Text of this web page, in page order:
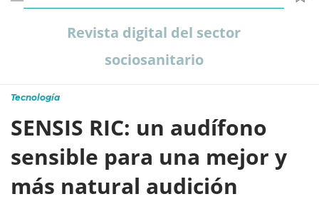
Revista digital del sector
sociosanitario
Tecnología
SENSIS RIC: un audífono
sensible para una mejor y
más natural audición